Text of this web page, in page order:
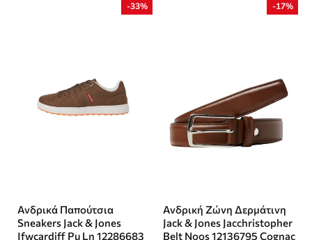
-33%
Ανδρικά Παπούτσια
Sneakers Jack & Jones
Jfwcardiff Pu Ln 12286683
-17%
Ανδρική Ζώνη Δερμάτινη
Jack & Jones Jacchristopher
Belt Noos 12136795 Cognac